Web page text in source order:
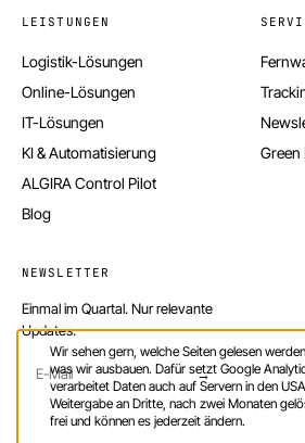
LEISTUNGEN
Logistik-Lösungen
Online-Lösungen
IT-Lösungen
KI & Automatisierung
ALGIRA Control Pilot
Blog
Green
NEWSLETTER
Einmal im Quartal. Nur relevante
Updates.
→
Wir sehen gern, welche Seiten gelesen
was wir ausbauen. Dafür setzt Google
verarbeitet Daten auch auf Servern in den
Weitergabe an Dritte, nach zwei Monaten
frei und können es jederzeit ändern.